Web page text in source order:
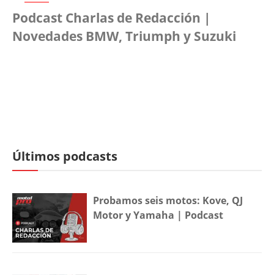
Podcast Charlas de Redacción |
Novedades BMW, Triumph y Suzuki
Últimos podcasts
Probamos seis motos: Kove, QJ
Motor y Yamaha | Podcast